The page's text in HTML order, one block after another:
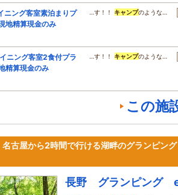
ニング客室素泊まりプ
地精算現金のみ
…す！！ キャンプのような…
ニング客室2食付プラ
精算現金のみ
…す！！ キャンプのような…
この施
古屋から2時間で行ける湖畔のグランピング
長野 グランピング